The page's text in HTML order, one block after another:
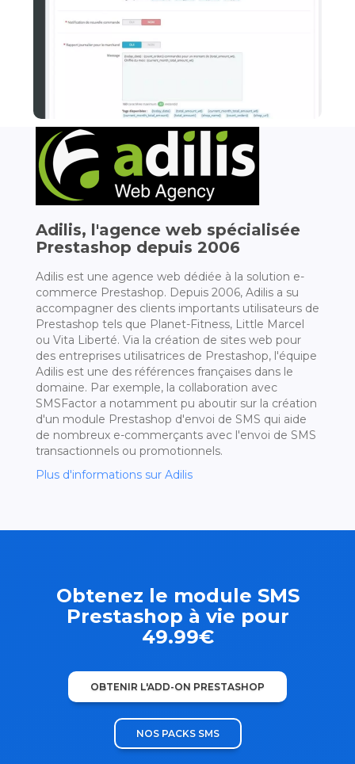
Adilis, l'agence web spécialisée
Prestashop depuis 2006
Adilis est une agence web dédiée à la solution e-
commerce Prestashop. Depuis 2006, Adilis a su
accompagner des clients importants utilisateurs de
Prestashop tels que Planet-Fitness, Little Marcel
ou Vita Liberté. Via la création de sites web pour
des entreprises utilisatrices de Prestashop, l'équipe
Adilis est une des références françaises dans le
domaine. Par exemple, la collaboration avec
SMSFactor a notamment pu aboutir sur la création
d'un module Prestashop d'envoi de SMS qui aide
de nombreux e-commerçants avec l'envoi de SMS
transactionnels ou promotionnels.
Plus d'informations sur Adilis
Obtenez le module SMS
Prestashop à vie pour
49.99€
OBTENIR L'ADD-ON PRESTASHOP
NOS PACKS SMS